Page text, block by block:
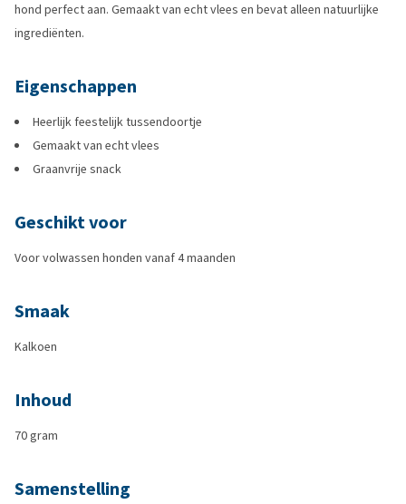
hond perfect aan. Gemaakt van echt vlees en bevat alleen natuurlijke
ingrediënten.
Eigenschappen
Heerlijk feestelijk tussendoortje
Gemaakt van echt vlees
Graanvrije snack
Geschikt voor
Voor volwassen honden vanaf 4 maanden
Smaak
Kalkoen
Inhoud
70 gram
Samenstelling